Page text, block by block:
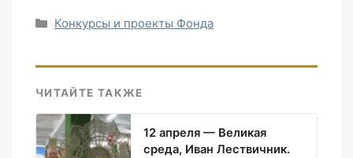
Рубрики
Конкурсы и проекты Фонда
ЧИТАЙТЕ ТАКЖЕ
12 апреля — Великая
среда, Иван Лествичник.